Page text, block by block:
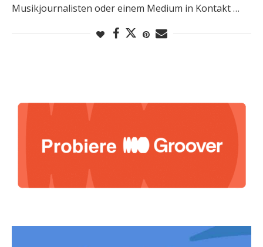
Musikjournalisten oder einem Medium in Kontakt …